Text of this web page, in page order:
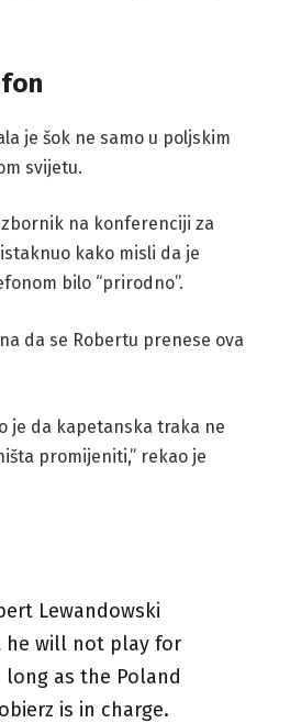
je šok ne samo u poljskim
svijetu.
na konferenciji za
kako misli da je
bilo “prirodno”.
da se Robertu prenese ova
je da kapetanska traka ne
promijeniti,” rekao je
Lewandowski
he will not play for
long as the Poland
is in charge.